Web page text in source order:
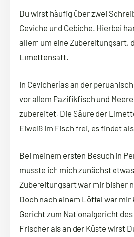
Du wirst häufig über zwei
Ceviche und Cebiche. Hierbei
allem um eine Zubereitungsart,
Limettensaft.
In Cevicherías an der
vor allem Pazifikfisch und
zubereitet. Die Säure der
Eiweiß im Fisch frei, es findet
Bei meinem ersten Besuch in
musste ich mich zunächst
Zubereitungsart war mir bisher
Doch nach einem Löffel war mir
Gericht zum Nationalgericht
Frischer als an der Küste wirst